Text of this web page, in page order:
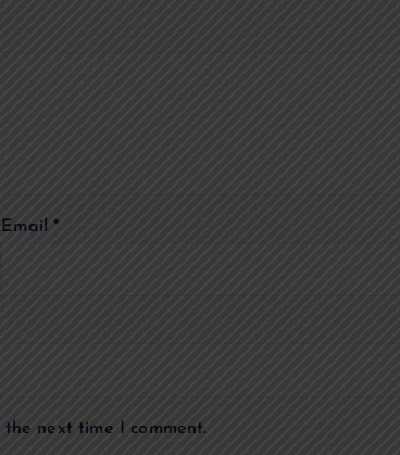
Email*
next time I comment.